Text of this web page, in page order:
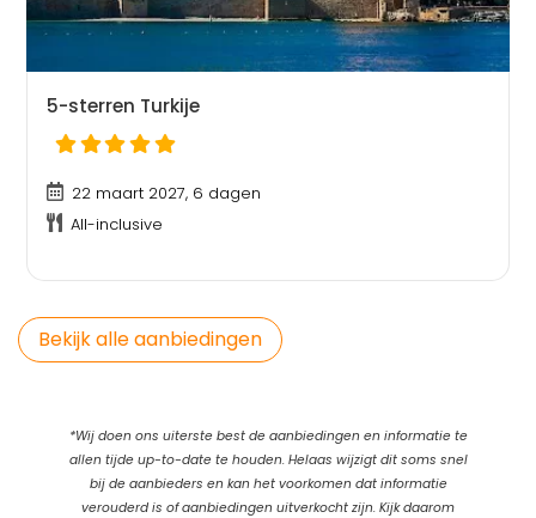
5-sterren Turkije
22 maart 2027, 6 dagen
All-inclusive
Bekijk alle aanbiedingen
*Wij doen ons uiterste best de aanbiedingen en informatie te
allen tijde up-to-date te houden. Helaas wijzigt dit soms snel
bij de aanbieders en kan het voorkomen dat informatie
verouderd is of aanbiedingen uitverkocht zijn. Kijk daarom